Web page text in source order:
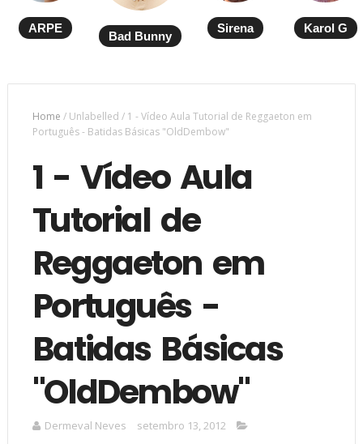
ARPE
Bad Bunny
Sirena Karol G
Home /Unlabelled / 1 - Vídeo Aula Tutorial de Reggaeton em
Português - Batidas Básicas "OldDembow"
1 - Vídeo Aula
Tutorial de
Reggaeton em
Português -
Batidas Básicas
"OldDembow"
Dermeval Neves setembro 13, 2012